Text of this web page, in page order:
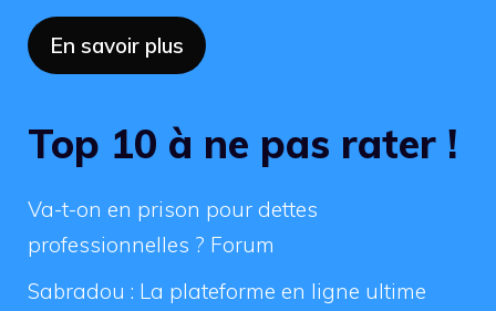
En savoir plus
Top 10 à ne pas rater !
Va-t-on en prison pour dettes
professionnelles ? Forum
Sabradou : La plateforme en ligne ultime